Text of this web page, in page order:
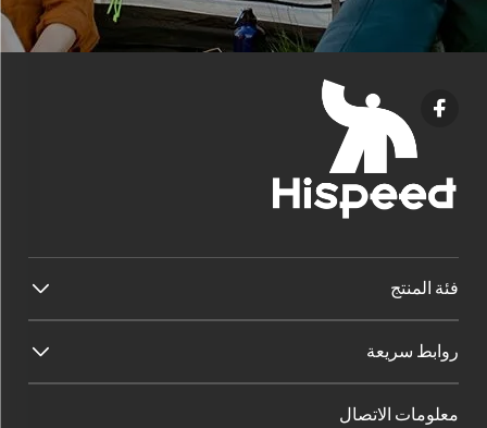
فئة المنتج
روابط سريعة
معلومات الاتصال